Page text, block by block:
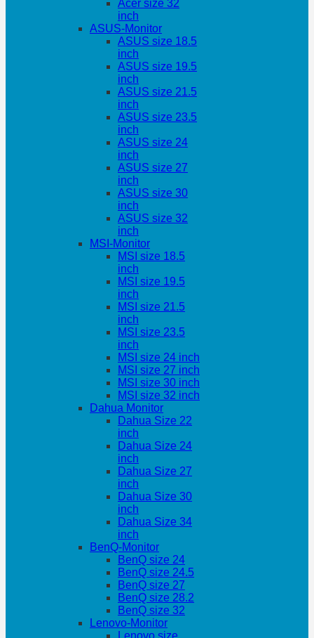
Acer size 32
inch
ASUS-Monitor
ASUS size 18.5
inch
ASUS size 19.5
inch
ASUS size 21.5
inch
ASUS size 23.5
inch
ASUS size 24
inch
ASUS size 27
inch
ASUS size 30
inch
ASUS size 32
inch
MSI-Monitor
MSI size 18.5
inch
MSI size 19.5
inch
MSI size 21.5
inch
MSI size 23.5
inch
MSI size 24 inch
MSI size 27 inch
MSI size 30 inch
MSI size 32 inch
Dahua Monitor
Dahua Size 22
inch
Dahua Size 24
inch
Dahua Size 27
inch
Dahua Size 30
inch
Dahua Size 34
inch
BenQ-Monitor
BenQ size 24
BenQ size 24.5
BenQ size 27
BenQ size 28.2
BenQ size 32
Lenovo-Monitor
Lenovo size